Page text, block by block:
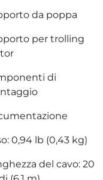
da poppa
per trolling
di
0,94 lb (0,43 kg)
del cavo: 20